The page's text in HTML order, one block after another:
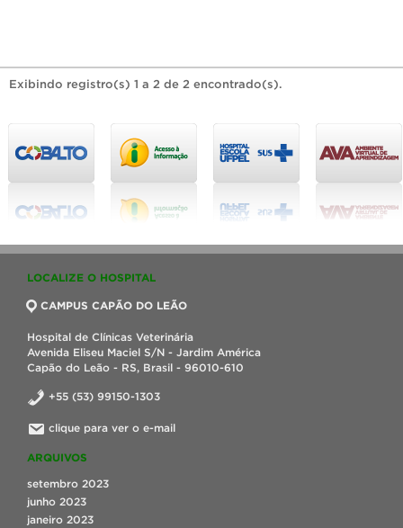
Exibindo registro(s) 1 a 2 de 2 encontrado(s).
LOCALIZE O HOSPITAL
CAMPUS CAPÃO DO LEÃO
Hospital de Clínicas Veterinária
Avenida Eliseu Maciel S/N - Jardim América
Capão do Leão - RS, Brasil - 96010-610
+55 (53) 99150-1303
clique para ver o e-mail
ARQUIVOS
setembro 2023
junho 2023
janeiro 2023